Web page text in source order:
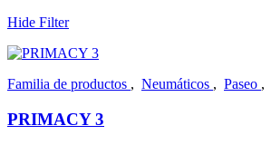
Hide Filter
Familia de productos , Neumáticos , Paseo ,
PRIMACY 3